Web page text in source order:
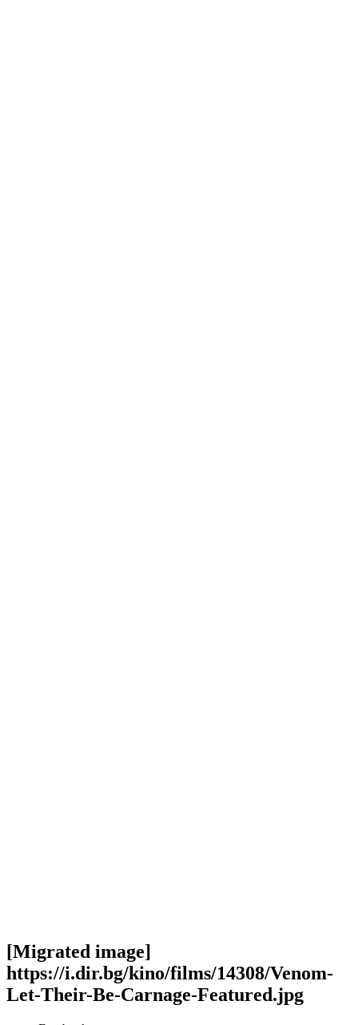
[Migrated image]
https://i.dir.bg/kino/films/14308/Venom-
Let-Their-Be-Carnage-Featured.jpg